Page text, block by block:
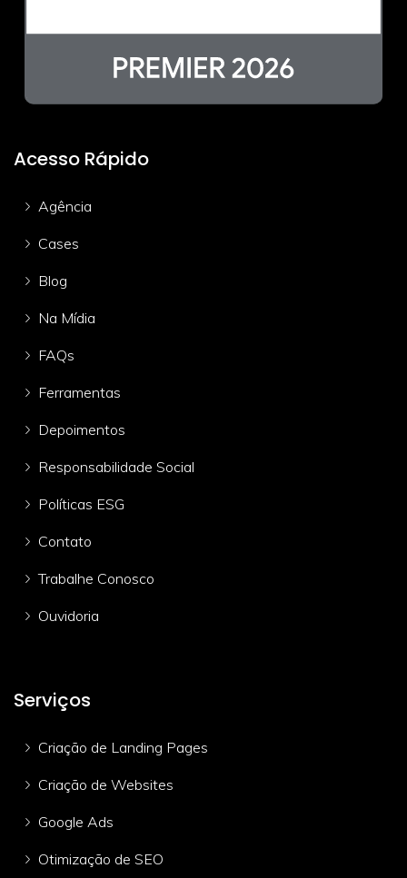
Acesso Rápido
Agência
Cases
Blog
Na Mídia
FAQs
Ferramentas
Depoimentos
Responsabilidade Social
Políticas ESG
Contato
Trabalhe Conosco
Ouvidoria
Serviços
Criação de Landing Pages
Criação de Websites
Google Ads
Otimização de SEO